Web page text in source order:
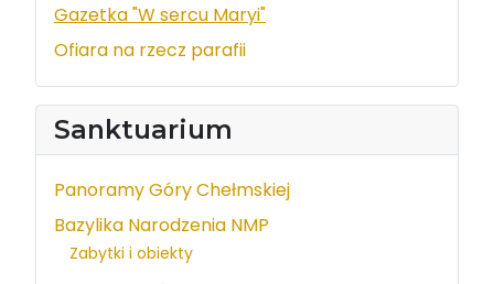
Gazetka "W sercu Maryi"
Ofiara na rzecz parafii
Sanktuarium
Panoramy Góry Chełmskiej
Bazylika Narodzenia NMP
Zabytki i obiekty